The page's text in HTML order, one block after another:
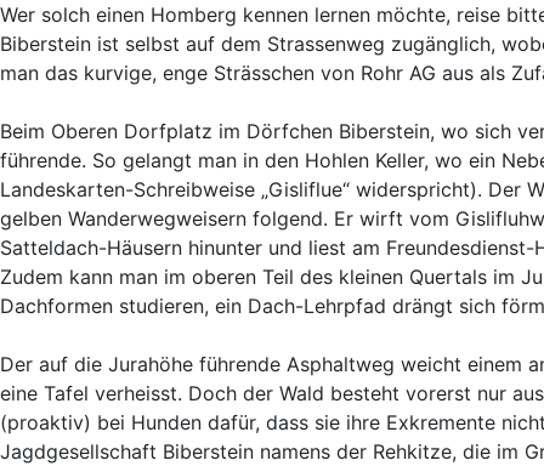
Wer solch einen Homberg kennen lernen möchte, reise
Biberstein ist selbst auf dem Strassenweg zugänglich,
man das kurvige, enge Strässchen von Rohr AG aus als
Beim Oberen Dorfplatz im Dörfchen Biberstein, wo sich
führende. So gelangt man in den Hohlen Keller, wo ein
Landeskarten-Schreibweise „Gisliflue“ widerspricht). Der
gelben Wanderwegweisern folgend. Er wirft vom
Satteldach-Häusern hinunter und liest am
Zudem kann man im oberen Teil des kleinen Quertals im
Dachformen studieren, ein Dach-Lehrpfad drängt sich
Der auf die Jurahöhe führende Asphaltweg weicht einem
eine Tafel verheisst. Doch der Wald besteht vorerst nur
(proaktiv) bei Hunden dafür, dass sie ihre Exkremente
Jagdgesellschaft Biberstein namens der Rehkitze, die im